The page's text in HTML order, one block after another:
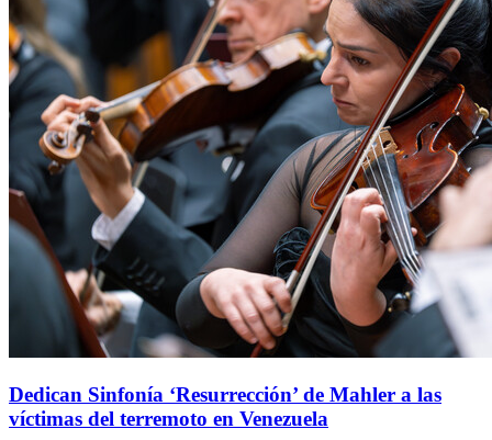
Dedican Sinfonía ‘Resurrección’ de Mahler a las
víctimas del terremoto en Venezuela